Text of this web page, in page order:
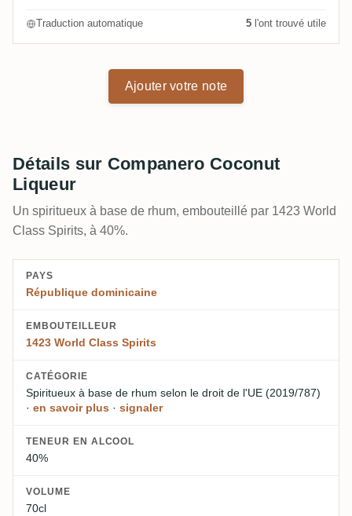
Traduction automatique 5 l'ont trouvé utile
Ajouter votre note
Détails sur Companero Coconut
Liqueur
Un spiritueux à base de rhum, embouteillé par 1423 World
Class Spirits, à 40%.
PAYS
République dominicaine
EMBOUTEILLEUR
1423 World Class Spirits
CATÉGORIE
Spiritueux à base de rhum selon le droit de l'UE (2019/787)
· en savoir plus · signaler
TENEUR EN ALCOOL
40%
VOLUME
70cl